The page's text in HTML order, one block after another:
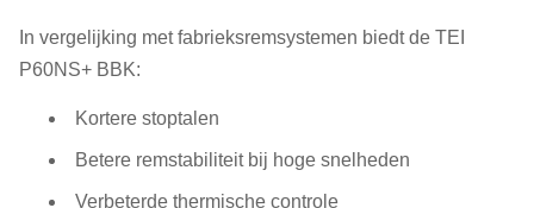
In vergelijking met fabrieksremsystemen biedt de TEI
P60NS+ BBK:
Kortere stoptalen
Betere remstabiliteit bij hoge snelheden
Verbeterde thermische controle